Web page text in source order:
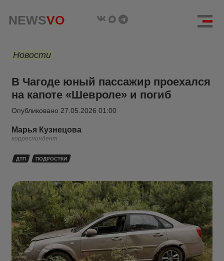
NEWSVO
Новости
В Чагоде юный пассажир проехался
на капоте «Шевроле» и погиб
Опубликовано 27.05.2026 01:00
Марья Кузнецова
корреспондент
ДТП ПОДРОСТКИ